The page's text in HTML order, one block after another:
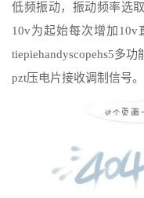
低频振动，振动频率选
10v为起始每次增加10v
tiepiehandyscopehs5多
pzt压电片接收调制信号